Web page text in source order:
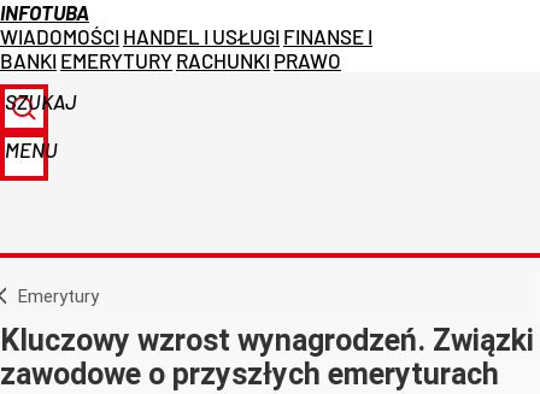
INFOTUBA
WIADOMOŚCI HANDEL I USŁUGI FINANSE I
BANKI EMERYTURY RACHUNKI PRAWO
SZUKAJ
MENU
Emerytury
Kluczowy wzrost wynagrodzeń. Związki
zawodowe o przyszłych emeryturach